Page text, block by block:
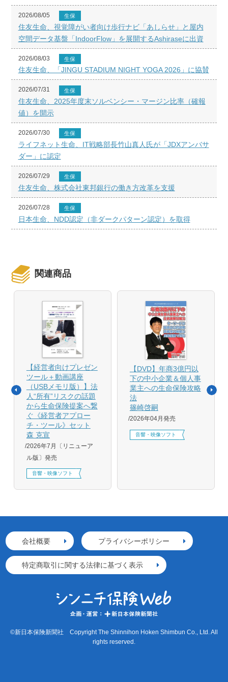
2026/08/05 生保
住友生命、視覚障がい者向け歩行ナビ「あしらせ」と屋内
空間データ基盤「IndoorFlow」を展開するAshiraseに出資
2026/08/03 生保
住友生命、「JINGU STADIUM NIGHT YOGA 2026」に協賛
2026/07/31 生保
住友生命、2025年度末ソルベンシー・マージン比率（確報
値）を開示
2026/07/30 生保
ライフネット生命、IT戦略部長竹山真人氏が「JDXアンバサ
ダー」に認定
2026/07/29 生保
住友生命、株式会社東邦銀行の働き方改革を支援
2026/07/28 生保
日本生命、NDD認定（非ダークパターン認定）を取得
関連商品
【経営者向けプレゼン
ツール＋動画講座
（USBメモリ版）】法
人“所有”リスクの話題
から生命保険提案へ繋
ぐ《経営者アプロー
チ・ツール》セット
森 克宣
2026年7月〔リニューア
ル版〕発売
音響・映像ソフト
【DVD】年商3億円以
下の中小企業＆個人事
業主への生命保険攻略
法
篠崎啓嗣
2026年04月発売
音響・映像ソフト
会社概要 プライバシーポリシー
特定商取引に関する法律に基づく表示
©新日本保険新聞社 Copyright The Shinnihon Hoken Shimbun Co., Ltd. All
rights reserved.